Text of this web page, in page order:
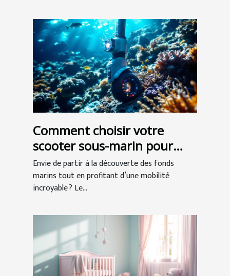
Comment choisir votre
scooter sous-marin pour
l'exploration ?
Envie de partir à la découverte des fonds
marins tout en profitant d’une mobilité
incroyable ? Le...